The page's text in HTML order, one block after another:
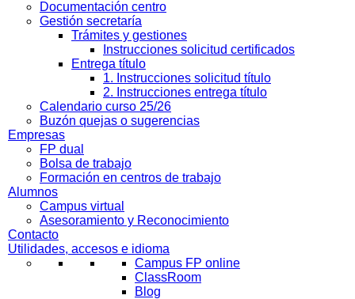
Documentación centro
Gestión secretaría
Trámites y gestiones
Instrucciones solicitud certificados
Entrega título
1. Instrucciones solicitud título
2. Instrucciones entrega título
Calendario curso 25/26
Buzón quejas o sugerencias
Empresas
FP dual
Bolsa de trabajo
Formación en centros de trabajo
Alumnos
Campus virtual
Asesoramiento y Reconocimiento
Contacto
Utilidades, accesos e idioma
Campus FP online
ClassRoom
Blog